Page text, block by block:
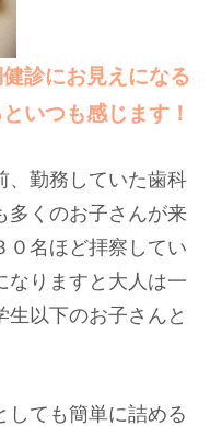
診にお見えになる
いつも感じます！
、勤務していた歯科
多くのお子さんが来
０名ほど拝察してい
なりますと大人は一
生以下のお子さんと
しても簡単に詰める